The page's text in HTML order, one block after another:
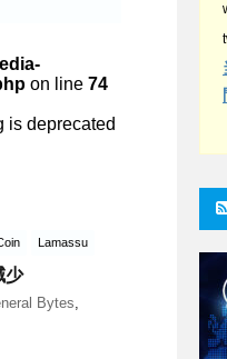
on line 74
is deprecated
Lamassu
少
Bytes,